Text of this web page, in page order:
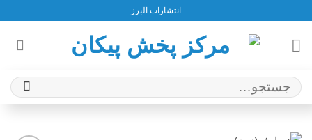
content
انتشارات البرز
جستجو
برای: